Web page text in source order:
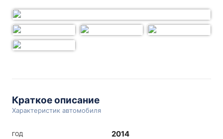
Краткое описание
Характеристик автомобиля
ГОД 2014